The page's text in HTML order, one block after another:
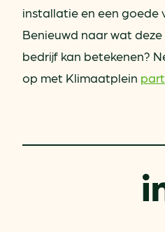
installatie en een goede
Benieuwd naar wat
bedrijf kan betekenen?
op met Klimaatplein